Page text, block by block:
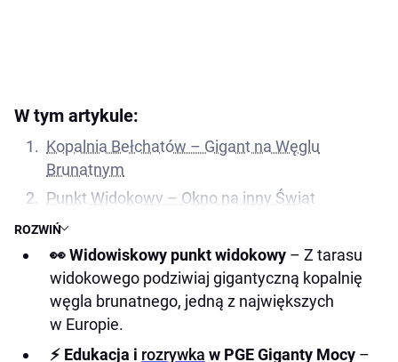
W tym artykule:
ROZWIŃ
Kopalnia Bełchatów – Gigant na Węglu
Brunatnym
Punkt Widokowy – Okno na inny Świat
Mapka dojazdu do punktu widokowego
Kleszczów
Przyszłość Kopalni i Regionu
Kopalnia Bełchatów jako Atrakcja Turystyczna
Przemiany i Nowa Przyszłość Regionu
👀 Widowiskowy punkt widokowy – Z tarasu
widokowego podziwiaj gigantyczną kopalnię
węgla brunatnego, jedną z największych
w Europie.
⚡ Edukacja i rozrywka w PGE Giganty Mocy –